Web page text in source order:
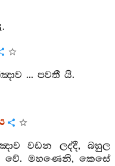
... පවතී යි.
වඩන ලද්දී, බහුල
වේ. මහණෙනි, කෙසේ